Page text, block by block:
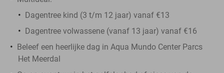
Dagentree kind (3 t/m 12 jaar) vanaf €13
Dagentree volwassene (vanaf 13 jaar) vanaf €16
Beleef een heerlijke dag in Aqua Mundo Center Parcs
Het Meerdal